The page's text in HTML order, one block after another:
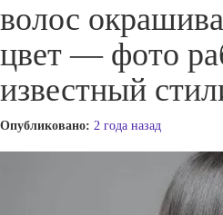
волос
цвет — фото
известный
Опубликовано: 2 года назад